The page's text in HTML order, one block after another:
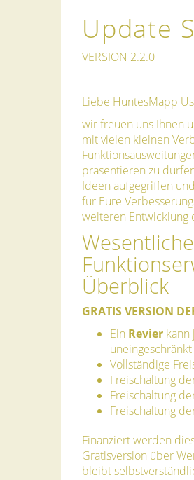
Update
VERSION 2.2.0
Liebe HuntesMapp
wir freuen uns Ihnen
mit vielen kleinen
präsentieren zu
Ideen aufgegriffen
für Eure
weiteren Entwicklung
Wesentliche
Überblick
GRATIS VERSION
Ein Revier kann
Vollständige
Freischaltung
Freischaltung
Freischaltung
Finanziert werden
Gratisversion über
bleibt